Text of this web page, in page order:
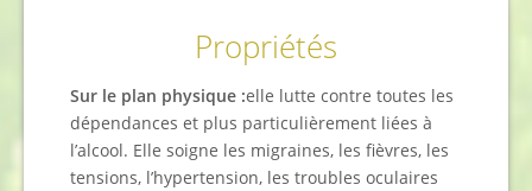
Propriétés
Sur le plan physique :elle lutte contre toutes les
dépendances et plus particulièrement liées à
l’alcool. Elle soigne les migraines, les fièvres, les
tensions, l’hypertension, les troubles oculaires